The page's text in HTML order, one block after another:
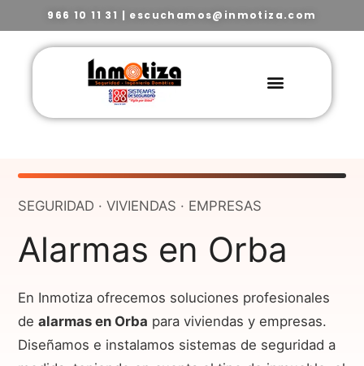
966 10 11 31 | escuchamos@inmotiza.com
SEGURIDAD · VIVIENDAS · EMPRESAS
Alarmas en Orba
En Inmotiza ofrecemos soluciones profesionales
de alarmas en Orba para viviendas y empresas.
Diseñamos e instalamos sistemas de seguridad a